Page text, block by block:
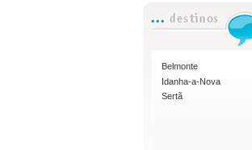
Belmonte
Idanha-a-Nova
Sertã